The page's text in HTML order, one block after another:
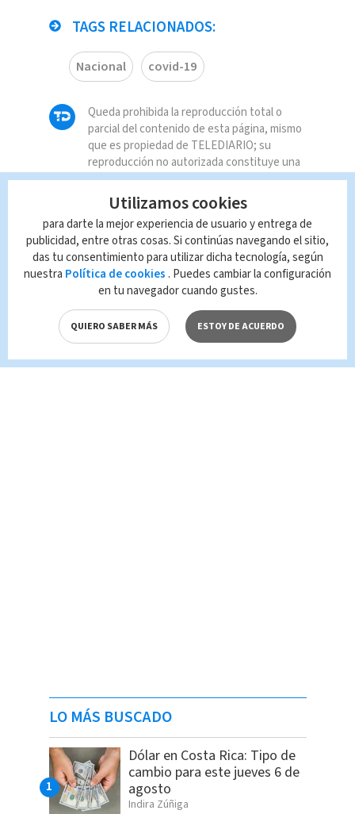
TAGS RELACIONADOS:
Nacional covid-19
Queda prohibida la reproducción total o
parcial del contenido de esta página, mismo
que es propiedad de TELEDIARIO; su
reproducción no autorizada constituye una
infracción y un delito de conformidad con las
leyes aplicables.
LO MÁS BUSCADO
Dólar en Costa Rica: Tipo de
cambio para este jueves 6 de
agosto
Indira Zúñiga
Utilizamos cookies
para darte la mejor experiencia de usuario y entrega de
publicidad, entre otras cosas. Si continúas navegando el sitio,
das tu consentimiento para utilizar dicha tecnología, según
nuestra Política de cookies . Puedes cambiar la configuración
en tu navegador cuando gustes.
QUIERO SABER MÁS ESTOY DE ACUERDO